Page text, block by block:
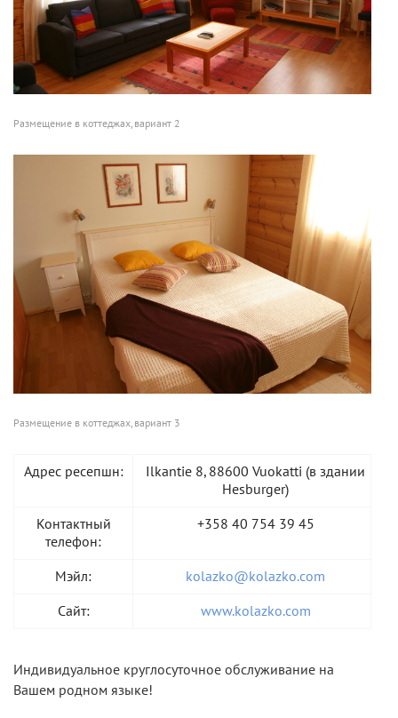
Размещение в коттеджах, вариант 2
Размещение в коттеджах, вариант 3
Адрес ресепшн:
Ilkantie 8, 88600 Vuokatti (в здании
Hesburger)
Контактный
телефон:
+358 40 754 39 45
Мэйл: kolazko@kolazko.com
Сайт: www.kolazko.com
Индивидуальное круглосуточное обслуживание на
Вашем родном языке!